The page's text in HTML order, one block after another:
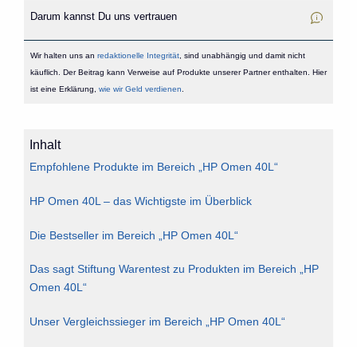
Darum kannst Du uns vertrauen
Wir halten uns an redaktionelle Integrität, sind unabhängig und damit nicht
käuflich. Der Beitrag kann Verweise auf Produkte unserer Partner enthalten. Hier
ist eine Erklärung, wie wir Geld verdienen
Inhalt
Empfohlene Produkte im Bereich „HP Omen 40L“
HP Omen 40L – das Wichtigste im Überblick
Die Bestseller im Bereich „HP Omen 40L“
Das sagt Stiftung Warentest zu Produkten im Bereich „HP
Omen 40L“
Unser Vergleichssieger im Bereich „HP Omen 40L“